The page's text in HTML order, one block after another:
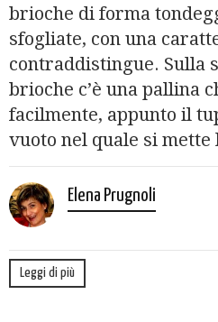
brioche di forma
sfogliate, con una
contraddistingue. Sulla
brioche c’è una pallina
facilmente, appunto il
vuoto nel quale si mette
Elena Prugnoli
Leggi di più